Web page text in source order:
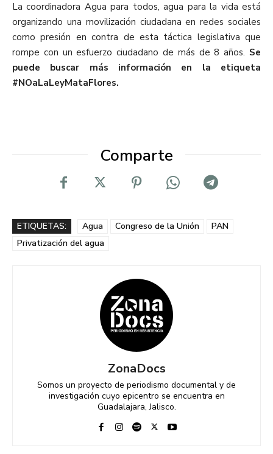
La coordinadora Agua para todos, agua para la vida está
organizando una movilización ciudadana en redes sociales
como presión en contra de esta táctica legislativa que
rompe con un esfuerzo ciudadano de más de 8 años. Se
puede buscar más información en la etiqueta
#NOaLaLeyMataFlores.
Comparte
ETIQUETAS: Agua Congreso de la Unión
PAN
Privatización del agua
ZonaDocs
Somos un proyecto de periodismo documental y de
investigación cuyo epicentro se encuentra en
Guadalajara, Jalisco.